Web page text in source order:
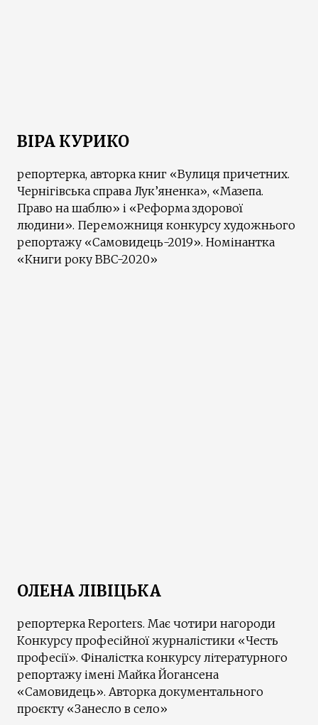
ВІРА КУРИКО
репортерка, авторка книг «Вулиця причетних.
Чернігівська справа Лук’яненка», «Мазепа.
Право на шаблю» і «Реформа здорової
людини». Переможниця конкурсу художнього
репортажу «Самовидець-2019». Номінантка
«Книги року BBC-2020»
ОЛЕНА ЛІВІЦЬКА
репортерка Reporters. Має чотири нагороди
Конкурсу професійної журналістики «Честь
професії». Фіналістка конкурсу літературного
репортажу імені Майка Йогансена
«Самовидець». Авторка документального
проєкту «Занесло в село»